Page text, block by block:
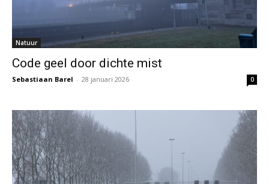
Natuur
Code geel door dichte mist
Sebastiaan Barel - 28 januari 2026 0